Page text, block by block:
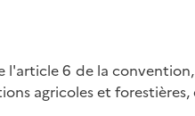
6 de la
agricoles et forestières,